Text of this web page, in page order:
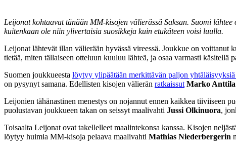
Leijonat kohtaavat tänään MM-kisojen välierässä Saksan. Suomi
kuitenkaan ole niin ylivertaisia suosikkeja kuin etukäteen voisi luulla.
Leijonat lähtevät illan välierään hyvässä vireessä. Joukkue on
tietää, miten tällaiseen otteluun kuuluu lähteä, ja osaa varmasti käsitellä
Suomen joukkueesta löytyy ylipäätään merkittävän paljon
on pysynyt samana. Edellisten kisojen välierän ratkaissut Marko Anttila
Leijonien tähänastinen menestys on nojannut ennen kaikkea tiiviiseen
puolustavan joukkueen takan on seissyt maalivahti Jussi Olkinuora,
Toisaalta Leijonat ovat takellelleet maalintekonsa kanssa. Kisojen
löytyy huimia MM-kisoja pelaava maalivahti Mathias Niederbergerin